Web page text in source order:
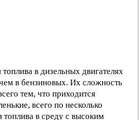
в дизельных двигателях
в бензиновых. Их сложность
тем, что приходится
всего по несколько
в среду с высоким